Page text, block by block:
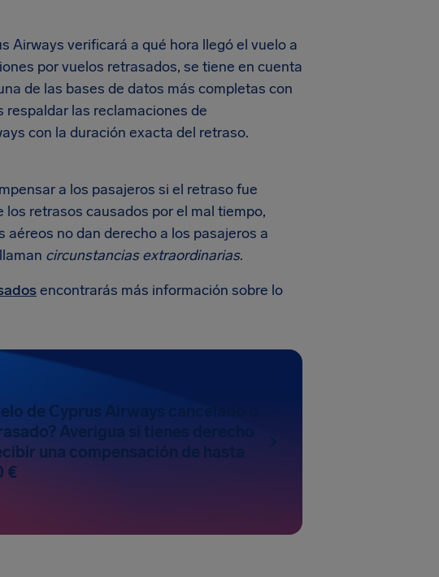
Airways verificará a qué hora llegó el vuelo a
por vuelos retrasados, se tiene en cuenta
de las bases de datos más completas con
las reclamaciones de
con la duración exacta del retraso.
a los pasajeros si el retraso fue
retrasos causados por el mal tiempo,
no dan derecho a los pasajeros a
circunstancias extraordinarias.
encontrarás más información sobre lo
de Cyprus Airways cancelado o
Averigua si tienes derecho
una compensación de hasta
€